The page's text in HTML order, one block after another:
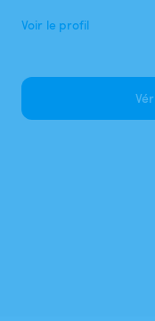
Voir le profil